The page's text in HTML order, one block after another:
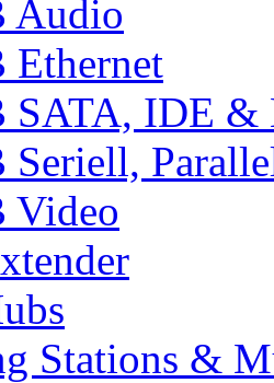
Audio
Ethernet
SATA, IDE &
Seriell,
Video
Stations &